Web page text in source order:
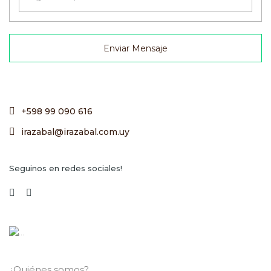
Enviar Mensaje
+598 99 090 616
irazabal@irazabal.com.uy
Seguinos en redes sociales!